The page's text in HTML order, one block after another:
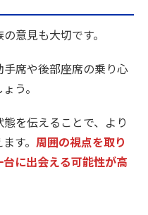
意見も大切です。
席や後部座席の乗り心
う。
を伝えることで、より
す。 周囲の視点を取り
に出会える可能性が高